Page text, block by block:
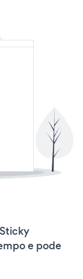
e pode